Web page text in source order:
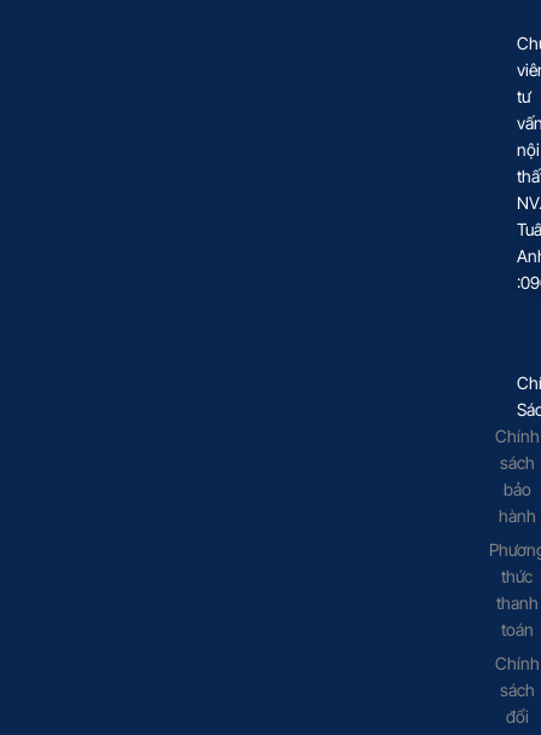
tư
nội
NV.
Chính
sách
bảo
hành
thức
thanh
toán
Chính
sách
đổi